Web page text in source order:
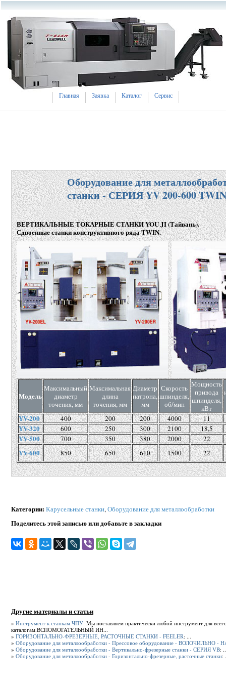
Главная Заявка Каталог Сервис
Оборудование для
станки - СЕРИЯ YV 200-600 TWIN
ВЕРТИКАЛЬНЫЕ ТОКАРНЫЕ СТАНКИ YOU JI(Тайвань).
Сдвоенные станки конструктивного ряда TWIN.
Модель
Максимальный
диаметр
точения, мм
Максимальная
длина
точения, мм
Диаметр
патрона,
мм
Скорость
шпинделя,
об/мин
Мощность
привода
шпинделя,
кВт
YV-200 400 200 200 4000 11
YV-320 600 250 300 2100 18,5
YV-500 700 350 380 2000 22
YV-600 850 650 610 1500 22
Категории:Карусельные станки,Оборудование для металлообработки
Поделитесь этой записью или добавьте в закладки
Другие материалы и статьи
» Инструмент к станкам ЧПУ: Мы поставляем практически любой инструмент для
каталогам.ВСПОМОГАТЕЛЬНЫЙ ИН...
» ГОРИЗОНТАЛЬНО-ФРЕЗЕРНЫЕ, РАСТОЧНЫЕ СТАНКИ - FEELER: ...
» Оборудование для металлообработки - Прессовое оборудование -
» Оборудование для металлообработки - Вертикально-фрезерные станки - СЕРИЯ VB:
» Оборудование для металлообработки - Горизонтально-фрезерные, расточные станки: